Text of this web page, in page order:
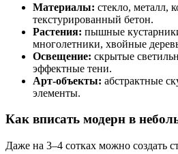
Материалы: стекло, металл,
текстурированный бетон.
Растения: пышные
многолетники, хвойные
Освещение: скрытые
эффектные тени.
Арт-объекты: абстрактные
элементы.
Как вписать модерн в
Даже на 3–4 сотках можно создать